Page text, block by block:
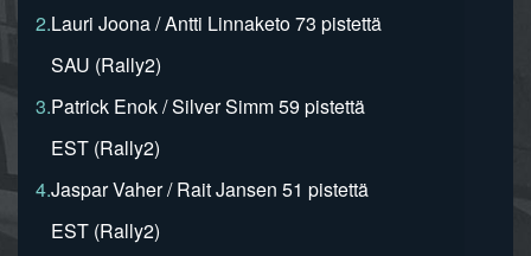
2.Lauri Joona / Antti Linnaketo 73 pistettä
SAU (Rally2)
3.Patrick Enok / Silver Simm 59 pistettä
EST (Rally2)
4.Jaspar Vaher / Rait Jansen 51 pistettä
EST (Rally2)